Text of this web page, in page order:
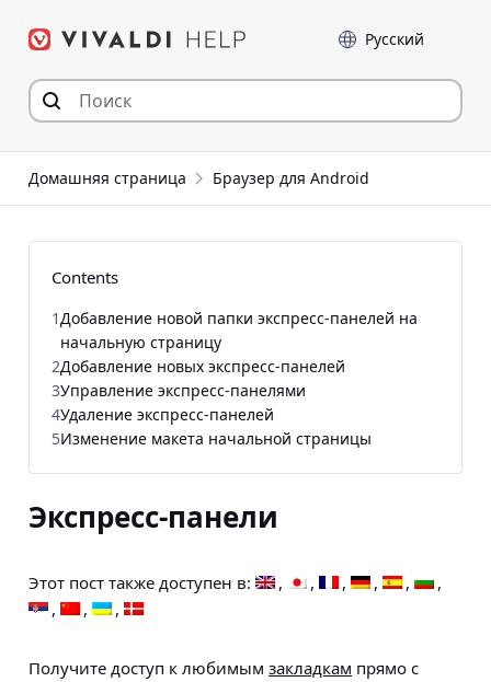
Language
Домашняя страница Браузер для Android
Экспресс-панели
Этот пост также доступен в:
Получите доступ к любимым закладкам прямо с
Contents
1Добавление новой папки экспресс-панелей на
начальную страницу
2Добавление новых экспресс-панелей
3Управление экспресс-панелями
4Удаление экспресс-панелей
5Изменение макета начальной страницы